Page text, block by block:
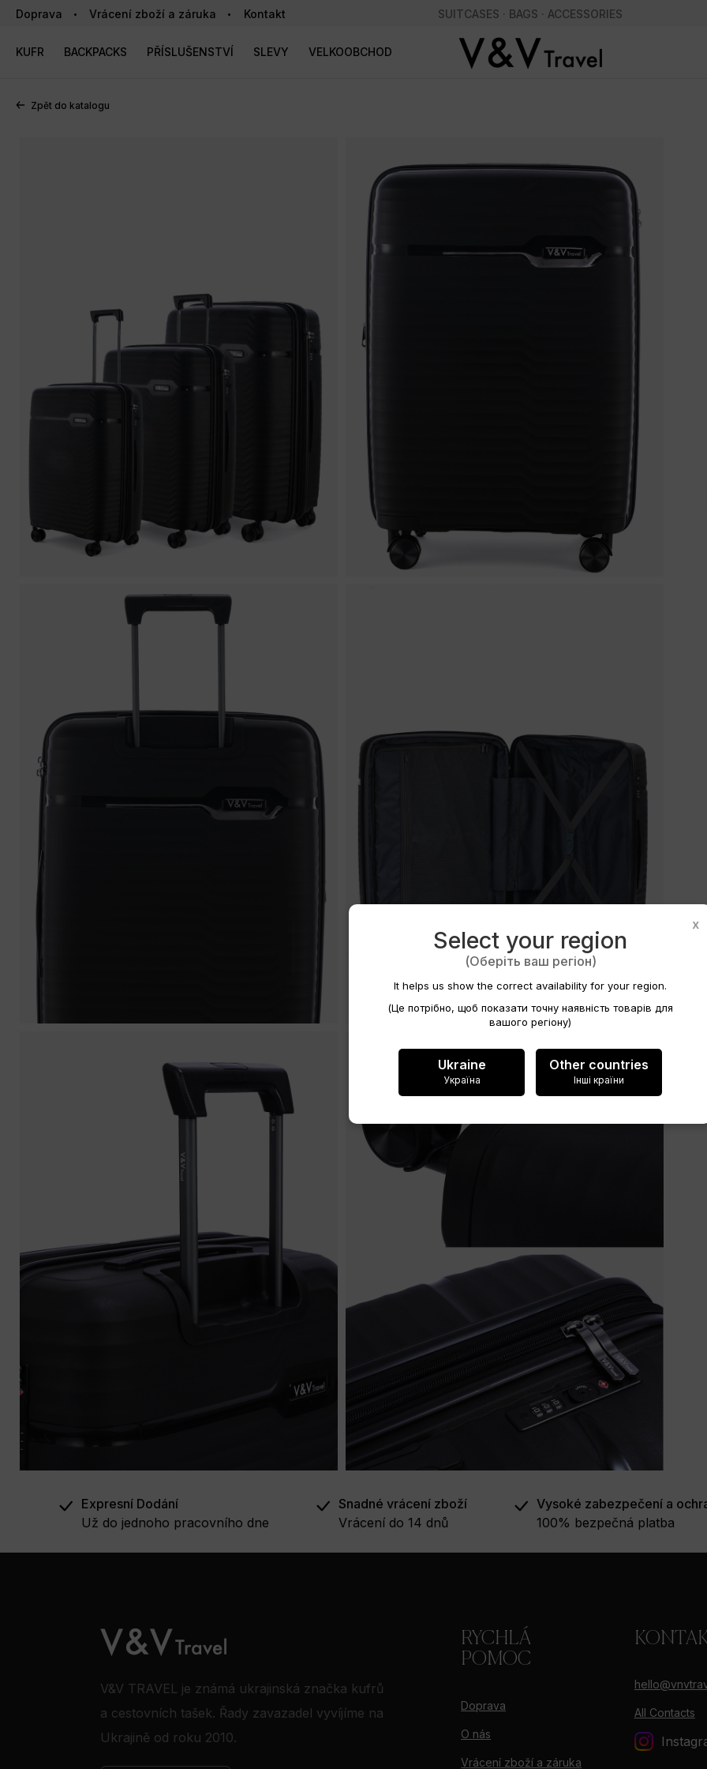
Doprava Vrácení zboží a záruka Kontakt SUITCASES · BAGS · ACCESSORIES
KUFR BACKPACKS PŘÍSLUŠENSTVÍ SLEVY VELKOOBCHOD
Zpět do katalogu
Expresní Dodání
Už do jednoho pracovního dne
Snadné vrácení zboží
Vrácení do 14 dnů
Vysoké zabezpečení a
100% bezpečná platba
V&V TRAVEL je známá ukrajinská značka kufrů
a cestovních tašek. Řady zavazadel vyvíjíme na
Ukrajině od roku 2010.
RYCHLÁ
POMOC
Doprava
O nás
Vrácení zboží a záruka
All Contacts
Vytvořit seznam přání
Vytvořit seznam přání
x
Select your region
(Оберіть ваш регіон)
It helps us show the correct availability for your region.
(Це потрібно, щоб показати точну наявність товарів для
вашого регіону)
Ukraine
Україна
Other countries
Інші країни